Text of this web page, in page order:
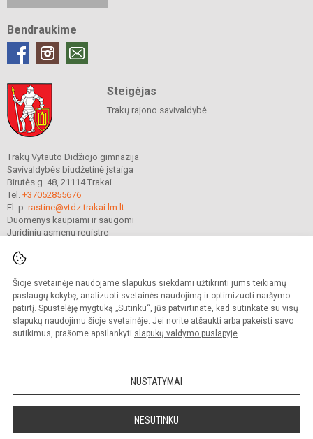
Šioje svetainėje naudojame slapukus siekdami užtikrinti jums teikiamų
paslaugų kokybę, analizuoti svetainės naudojimą ir optimizuoti naršymo
patirtį. Spustelėję mygtuką „Sutinku“, jūs patvirtinate, kad sutinkate su visų
slapukų naudojimu šioje svetainėje. Jei norite atšaukti arba pakeisti savo
sutikimus, prašome apsilankyti slapukų valdymo puslapyje.
NUSTATYMAI
NESUTINKU
Bendraukime
Steigėjas
Trakų rajono savivaldybė
Trakų Vytauto Didžiojo gimnazija
Savivaldybės biudžetinė įstaiga
Birutės g. 48, 21114 Trakai
Tel. +37052855676
El. p. rastine@vtdz.trakai.lm.lt
Duomenys kaupiami ir saugomi
Juridinių asmenų registre
© 2021. Trakų Vytauto Didžiojo gimnazija. Visos teisės saugomos.
Kopijuoti turinį be raštiško gimnazijos sutikimo griežtai draudžiama.
Prieinamumo paraiška Slapukų valdymas